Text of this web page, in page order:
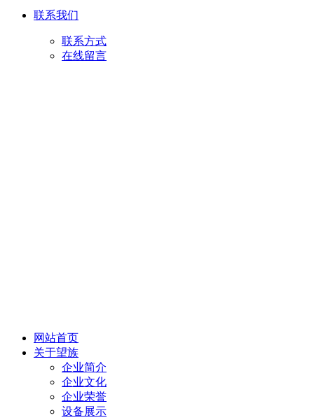
联系我们
联系方式
在线留言
网站首页
关于望族
企业简介
企业文化
企业荣誉
设备展示